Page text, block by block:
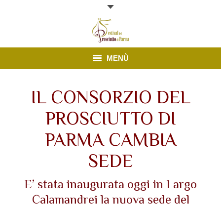
MENÙ
News
Prosciutto di Parma
Contatti
IL CONSORZIO DEL
PROSCIUTTO DI
PARMA CAMBIA
SEDE
E’ stata inaugurata oggi in Largo
Calamandrei la nuova sede del